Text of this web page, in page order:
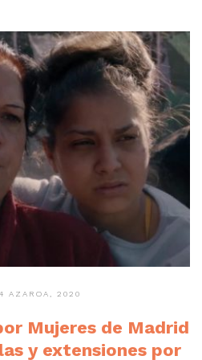
4 AZAROA, 2020
Mujeres de Madrid
y extensiones por